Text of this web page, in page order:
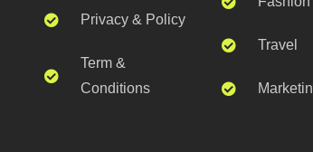
Privacy & Policy
Term &
Conditions
Travel